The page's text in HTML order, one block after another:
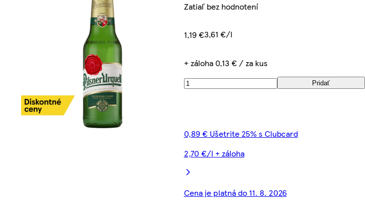
Zatiaľ bez hodnotení
1,19 €3,61 €/l
+ záloha 0,13 € / za kus
Pridať
0,89 € Ušetrite 25% s Clubcard
2,70 €/l + záloha
Cena je platná do 11. 8. 2026